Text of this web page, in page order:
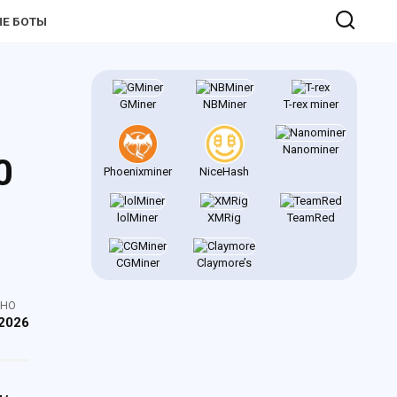
БОТЫ
GMiner NBMiner T-rex miner
Phoenixminer NiceHash
Nanominer
lolMiner XMRig TeamRed
CGMiner Claymore’s